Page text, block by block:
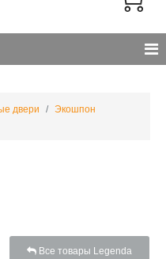
двери
Экошпон
Все товары Legenda